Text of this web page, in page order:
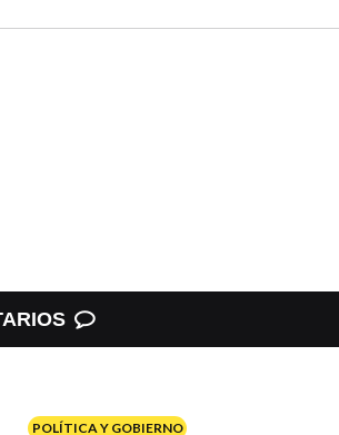
POLÍTICA Y GOBIERNO